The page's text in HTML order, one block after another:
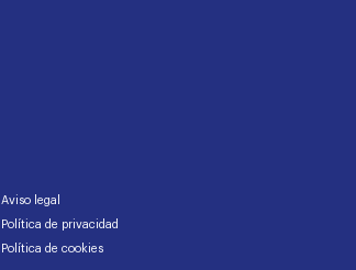
Aviso legal
Política de privacidad
Política de cookies